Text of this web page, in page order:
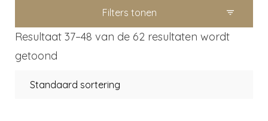
Filters tonen
Resultaat 37–48 van de 62 resultaten wordt
getoond